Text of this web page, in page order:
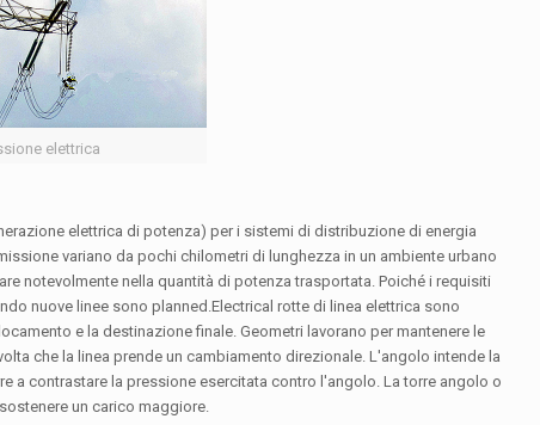
elettrica
elettrica di potenza) per i sistemi di distribuzione di energia
variano da pochi chilometri di lunghezza in un ambiente urbano
notevolmente nella quantità di potenza trasportata. Poiché i requisiti
nuove linee sono planned.Electrical rotte di linea elettrica sono
e la destinazione finale. Geometri lavorano per mantenere le
che la linea prende un cambiamento direzionale. L'angolo intende la
a contrastare la pressione esercitata contro l'angolo. La torre angolo o
un carico maggiore.